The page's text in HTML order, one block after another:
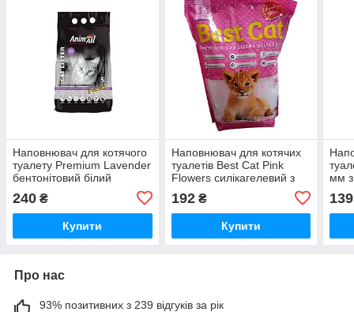
Наповнювач для котячого
туалету Premium Lavender
бентонітовий білий
лаванди 5 л AnimAll
240 ₴
Купити
Наповнювач для котячих
туалетів Best Cat Pink
Flowers силікагелевий з
ароматом рожевих квітів
3,6 л Fox
192₴
Купити
мм
139
Про нас
93% позитивних з 239 відгуків за рік